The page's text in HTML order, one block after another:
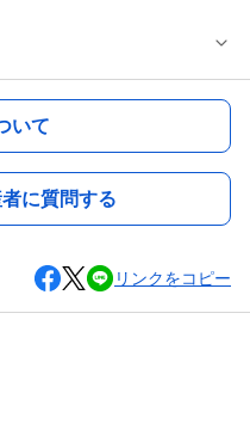
いて
に質問する
リンクをコピー